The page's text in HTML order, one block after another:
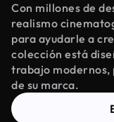
Con millones de
realismo
para ayudarle a
colección está
trabajo
de su marca.